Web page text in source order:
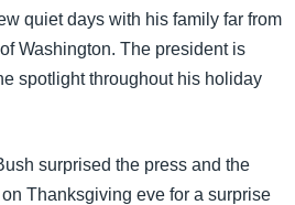
quiet days with his family far from
Washington. The president is
spotlight throughout his holiday
surprised the press and the
Thanksgiving eve for a surprise